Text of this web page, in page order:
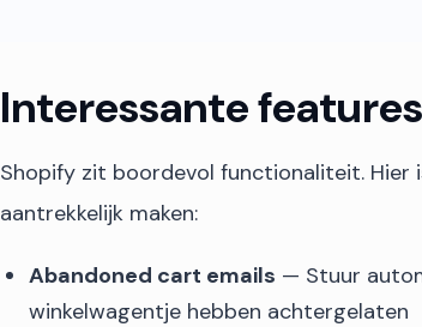
Interessante features
Shopify zit boordevol functionaliteit.
aantrekkelijk maken:
Abandoned cart emails — Stuur
winkelwagentje hebben achtergelaten